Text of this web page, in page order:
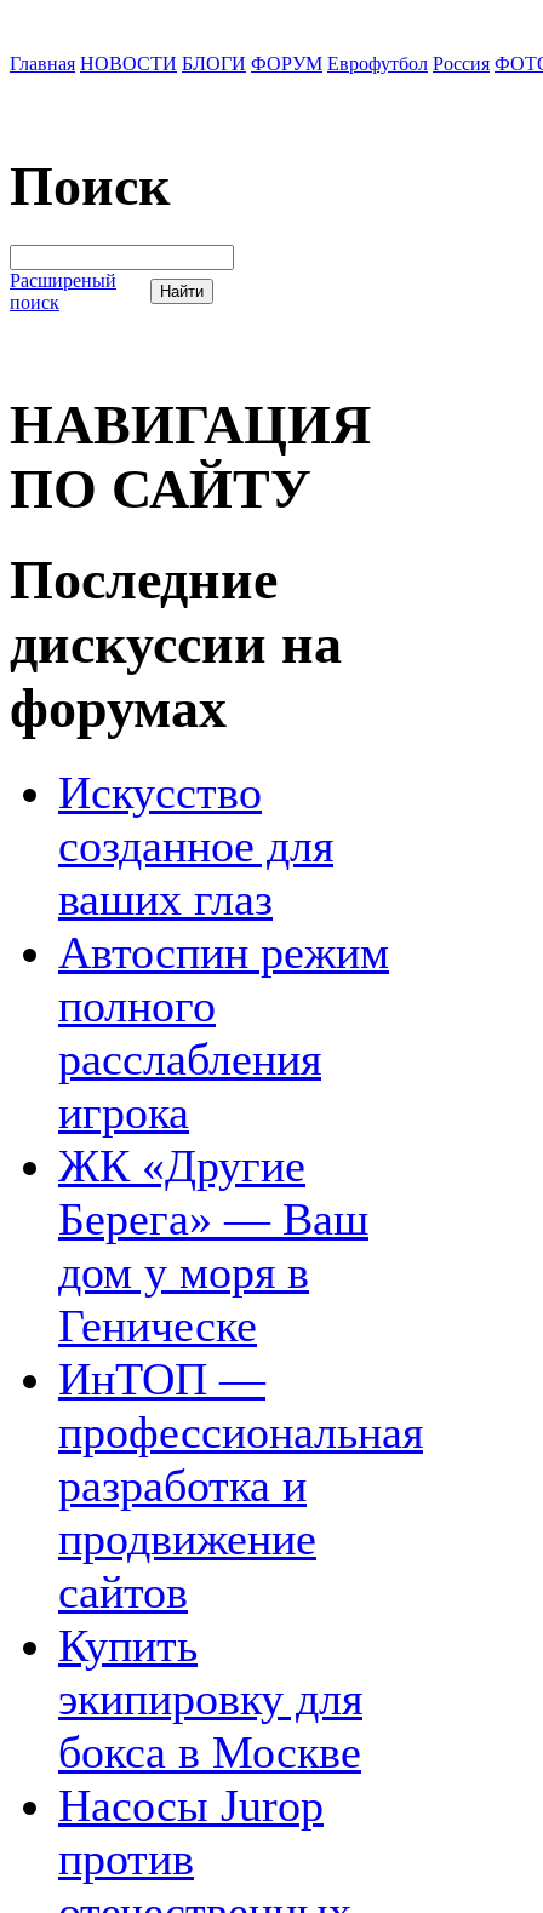
Главная НОВОСТИ БЛОГИ ФОРУМ Еврофутбол Россия
Поиск
Расширеный
поиск
НАВИГАЦИЯ
ПО САЙТУ
Последние
дискуссии на
форумах
Искусство
созданное для
ваших глаз
Автоспин режим
полного
расслабления
игрока
ЖК «Другие
Берега» — Ваш
дом у моря в
Геническе
ИнТОП —
профессиональная
разработка и
продвижение
сайтов
Купить
экипировку для
бокса в Москве
Насосы Jurop
против